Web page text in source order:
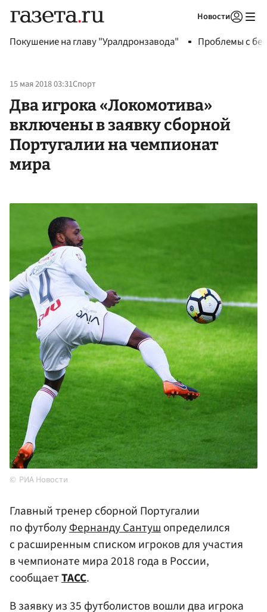
Новости
Покушение на главу "Уралдронзавода" Проблемы с
15 мая 2018 03:31Спорт
Два игрока «Локомотива»
включены в заявку сборной
Португалии на чемпионат
мира
РИА Новости
Главный тренер сборной Португалии
по футболуФернанду Сантушопределился
с расширенным списком игроков для участия
в чемпионате мира 2018 года в России,
сообщаетТАСС.
В заявку из 35 футболистов вошли два игрока